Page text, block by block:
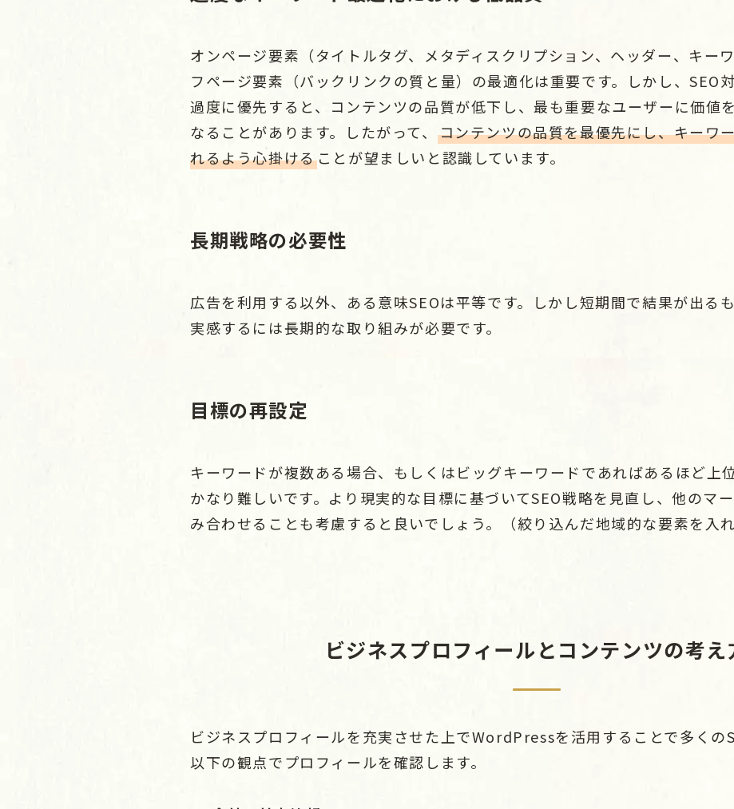
オンページ要素（タイトルタグ、メタディスクリプション、ヘッダー、キー
フページ要素（バックリンクの質と量）の最適化は重要です。しかし、SEO
過度に優先すると、コンテンツの品質が低下し、最も重要なユーザーに価値
なることがあります。したがって、 コンテンツの品質を最優先にし、キーワ
れるよう心掛けることが望ましいと認識しています。
長期戦略の必要性
広告を利用する以外、ある意味SEOは平等です。しかし短期間で結果が出る
実感するには長期的な取り組みが必要です。
目標の再設定
キーワードが複数ある場合、もしくはビッグキーワードであればあるほど上
かなり難しいです。より現実的な目標に基づいてSEO戦略を見直し、他のマ
み合わせることも考慮すると良いでしょう。（絞り込んだ地域的な要素を入れ
ビジネスプロフィールとコンテンツの考え
ビジネスプロフィールを充実させた上でWordPressを活用することで多くの
以下の観点でプロフィールを確認します。